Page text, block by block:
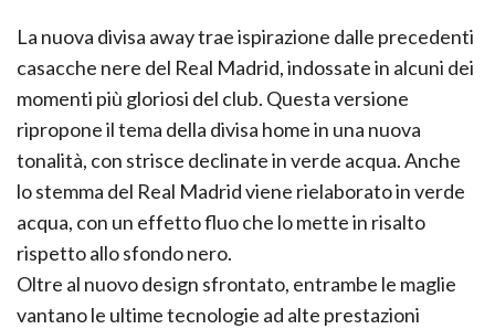
La nuova divisa away trae ispirazione dalle precedenti
casacche nere del Real Madrid, indossate in alcuni dei
momenti più gloriosi del club. Questa versione
ripropone il tema della divisa home in una nuova
tonalità, con strisce declinate in verde acqua. Anche
lo stemma del Real Madrid viene rielaborato in verde
acqua, con un effetto fluo che lo mette in risalto
rispetto allo sfondo nero.
Oltre al nuovo design sfrontato, entrambe le maglie
vantano le ultime tecnologie ad alte prestazioni